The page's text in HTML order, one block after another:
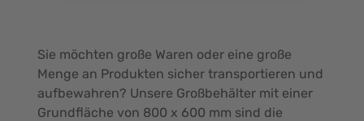
Sie möchten große Waren oder eine große
Menge an Produkten sicher transportieren und
aufbewahren? Unsere Großbehälter mit einer
Grundfläche von 800 x 600 mm sind die